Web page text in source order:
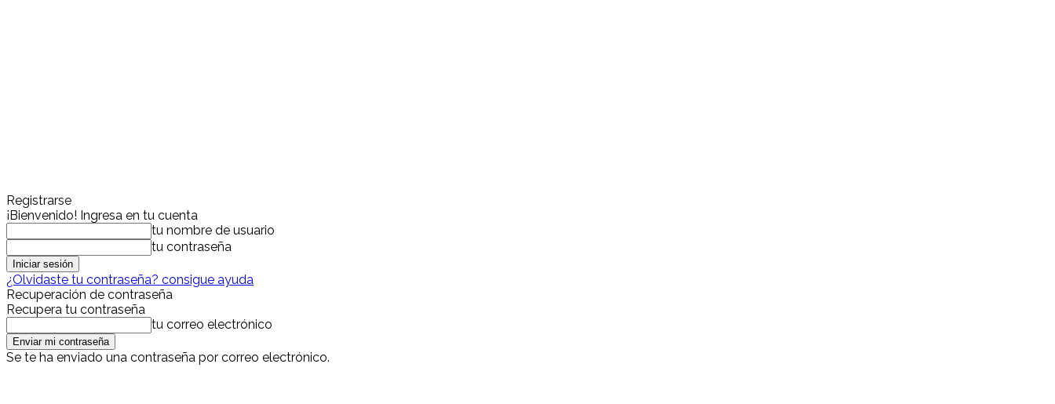
Registrarse
¡Bienvenido! Ingresa en tu cuenta
tu nombre de usuario
tu contraseña
¿Olvidaste tu contraseña? consigue ayuda
Recuperación de contraseña
Recupera tu contraseña
tu correo electrónico
Se te ha enviado una contraseña por correo electrónico.